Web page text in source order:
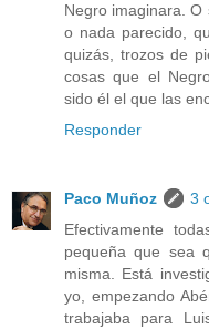
Negro imaginara.
o nada parecido,
quizás, trozos de
cosas que el
sido él el que las
Responder
Paco Muñoz
3
Efectivamente
pequeña que sea
misma. Está
yo, empezando
trabajaba para